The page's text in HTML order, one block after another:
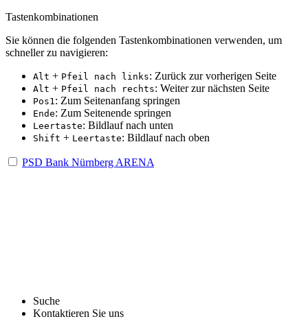
Tastenkombinationen
Sie können die folgenden Tastenkombinationen verwenden, um
schneller zu navigieren:
Alt + Pfeil nach links: Zurück zur vorherigen Seite
Alt + Pfeil nach rechts: Weiter zur nächsten Seite
Pos1: Zum Seitenanfang springen
Ende: Zum Seitenende springen
Leertaste: Bildlauf nach unten
Shift + Leertaste: Bildlauf nach oben
PSD Bank Nürnberg ARENA
Suche
Kontaktieren Sie uns